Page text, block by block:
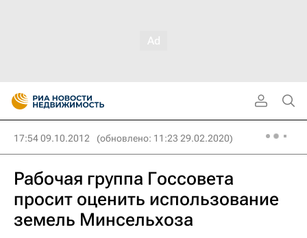
17:54 09.10.2012 (обновлено: 11:23 29.02.2020)
Рабочая группа Госсовета
просит оценить использование
земель Минсельхоза